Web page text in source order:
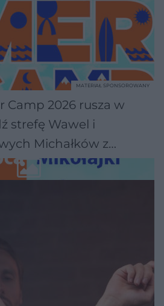
Camp 2026 rusza w
strefę Wawel i
Michałków z
MATERIAŁ SPONSOROWANY